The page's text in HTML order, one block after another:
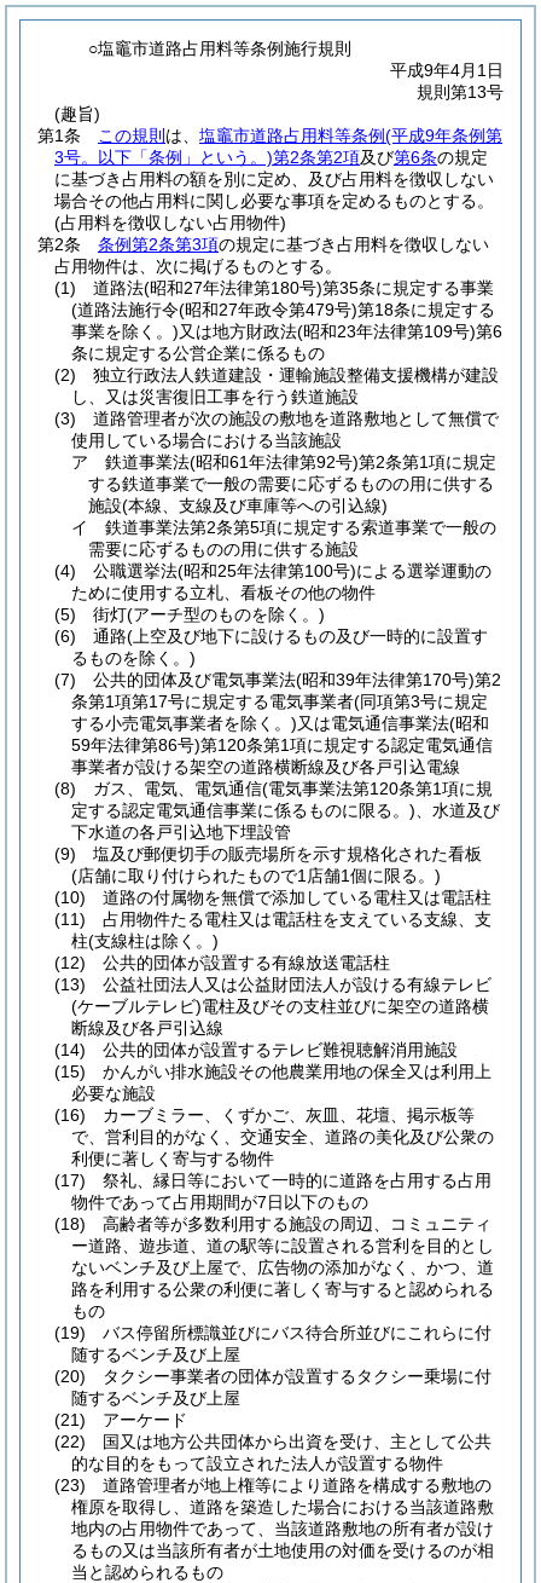
○塩竈市道路占用料等条例施行規則
平成9年4月1日
規則第13号
(趣旨)
第1条
この規則 は、 塩竈市道路占用料等条例(平成9年条例第
3号。以下「条例」という。)第2条第2項及び第6条の規定
に基づき占用料の額を別に定め、及び占用料を徴収しない
場合その他占用料に関し必要な事項を定めるものとする。
(占用料を徴収しない占用物件)
第2条
条例第2条第3項の規定に基づき占用料を徴収しない
占用物件は、次に掲げるものとする。
(1)
道路法(昭和27年法律第180号)第35条に規定する事業
(道路法施行令(昭和27年政令第479号)第18条に規定する
事業を除く。)又は地方財政法(昭和23年法律第109号)第6
条に規定する公営企業に係るもの
(2)
独立行政法人鉄道建設・運輸施設整備支援機構が建設
し、又は災害復旧工事を行う鉄道施設
(3)
道路管理者が次の施設の敷地を道路敷地として無償で
使用している場合における当該施設
ア
鉄道事業法(昭和61年法律第92号)第2条第1項に規定
する鉄道事業で一般の需要に応ずるものの用に供する
施設(本線、支線及び車庫等への引込線)
イ
鉄道事業法第2条第5項に規定する索道事業で一般の
需要に応ずるものの用に供する施設
(4)
公職選挙法(昭和25年法律第100号)による選挙運動の
ために使用する立札、看板その他の物件
(5)
街灯(アーチ型のものを除く。)
(6)
通路(上空及び地下に設けるもの及び一時的に設置す
るものを除く。)
(7)
公共的団体及び電気事業法(昭和39年法律第170号)第2
条第1項第17号に規定する電気事業者(同項第3号に規定
する小売電気事業者を除く。)又は電気通信事業法(昭和
59年法律第86号)第120条第1項に規定する認定電気通信
事業者が設ける架空の道路横断線及び各戸引込電線
(8)
ガス、電気、電気通信(電気事業法第120条第1項に規
定する認定電気通信事業に係るものに限る。) 、水道及び
下水道の各戸引込地下埋設管
(9)
塩及び郵便切手の販売場所を示す規格化された看板
(店舗に取り付けられたもので1店舗1個に限る。)
(10)
道路の付属物を無償で添加している電柱又は電話柱
(11)
占用物件たる電柱又は電話柱を支えている支線、支
柱(支線柱は除く。)
(12)
公共的団体が設置する有線放送電話柱
(13)
公益社団法人又は公益財団法人が設ける有線テレビ
(ケーブルテレビ)電柱及びその支柱並びに架空の道路横
断線及び各戸引込線
(14)
公共的団体が設置するテレビ難視聴解消用施設
(15)
かんがい排水施設その他農業用地の保全又は利用上
必要な施設
(16)
カーブミラー、くずかご、灰皿、花壇、掲示板等
で、営利目的がなく、交通安全、道路の美化及び公衆の
利便に著しく寄与する物件
(17)
祭礼、縁日等において一時的に道路を占用する占用
物件であって占用期間が7日以下のもの
(18)
高齢者等が多数利用する施設の周辺、コミュニティ
ー道路、遊歩道、道の駅等に設置される営利を目的とし
ないベンチ及び上屋で、広告物の添加がなく、かつ、道
路を利用する公衆の利便に著しく寄与すると認められる
もの
(19)
バス停留所標識並びにバス待合所並びにこれらに付
随するベンチ及び上屋
(20)
タクシー事業者の団体が設置するタクシー乗場に付
随するベンチ及び上屋
(21)
アーケード
(22)
国又は地方公共団体から出資を受け、主として公共
的な目的をもって設立された法人が設置する物件
(23)
道路管理者が地上権等により道路を構成する敷地の
権原を取得し、道路を築造した場合における当該道路敷
地内の占用物件であって、当該道路敷地の所有者が設け
るもの又は当該所有者が土地使用の対価を受けるのが相
当と認められるもの